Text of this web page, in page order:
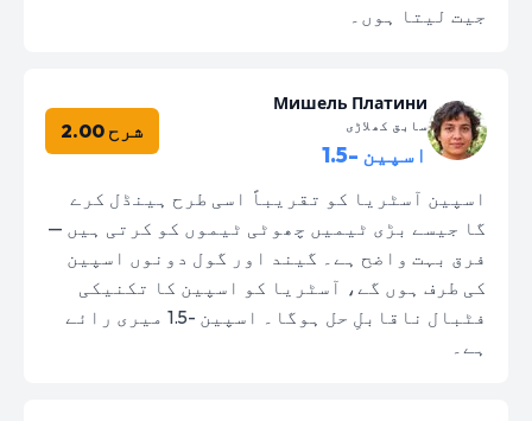
جیت لیتا ہوں۔
Мишель Платини
سابق کھلاڑی
اسپین -1.5
شرح 2.00
اسپین آسٹریا کو تقریباً اسی طرح ہینڈل کرے
گا جیسے بڑی ٹیمیں چھوٹی ٹیموں کو کرتی ہیں —
فرق بہت واضح ہے۔ گیند اور گول دونوں اسپین
کی طرف ہوں گے، آسٹریا کو اسپین کا تکنیکی
فٹبال ناقابلِ حل ہوگا۔ اسپین -1.5 میری رائے
ہے۔